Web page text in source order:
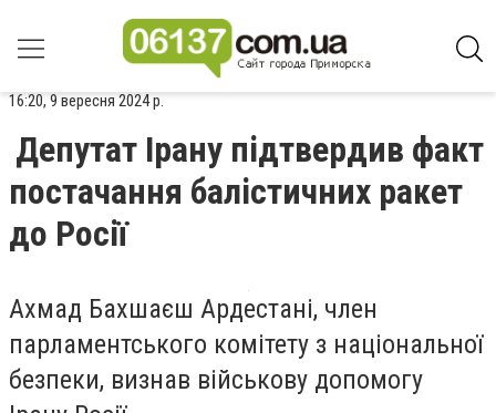
16:20, 9 вересня 2024 р.
Депутат Ірану підтвердив факт
постачання балістичних ракет
до Росії
Ахмад Бахшаєш Ардестані, член
парламентського комітету з національної
безпеки, визнав військову допомогу